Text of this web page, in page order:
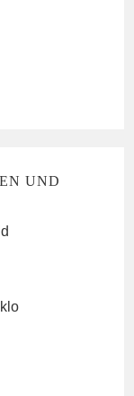
UND